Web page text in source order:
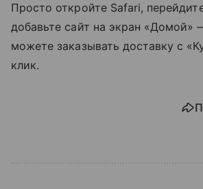
Просто откройте Safari,
добавьте сайт на экран «Домой»
можете заказывать доставку с
клик.